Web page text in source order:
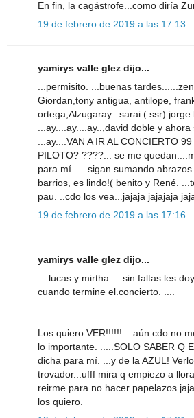
En fin, la cagástrofe...como diría
19 de febrero de 2019 a las 17:13
yamirys valle glez dijo...
...permisito. ...buenas
Giordan,tony antigua, antilope,
ortega,Alzugaray...sarai ( ssr).jorge
...ay....ay....ay..,david doble y
...ay....VAN A IR AL CONCIERTO
PILOTO? ????... se me
para mí. ....sigan sumando
barrios, es lindo!( benito y René.
pau. ..cdo los vea...jajaja jajajaja
19 de febrero de 2019 a las 17:16
yamirys valle glez dijo...
....lucas y mirtha. ...sin faltas les
cuando termine el.concierto. ....
Los quiero VER!!!!!!... aún cdo no
lo importante. .....SOLO SABER Q
dicha para mí. ...y de la AZUL!
trovador...ufff mira q empiezo a
reirme para no hacer papelazos
los quiero.